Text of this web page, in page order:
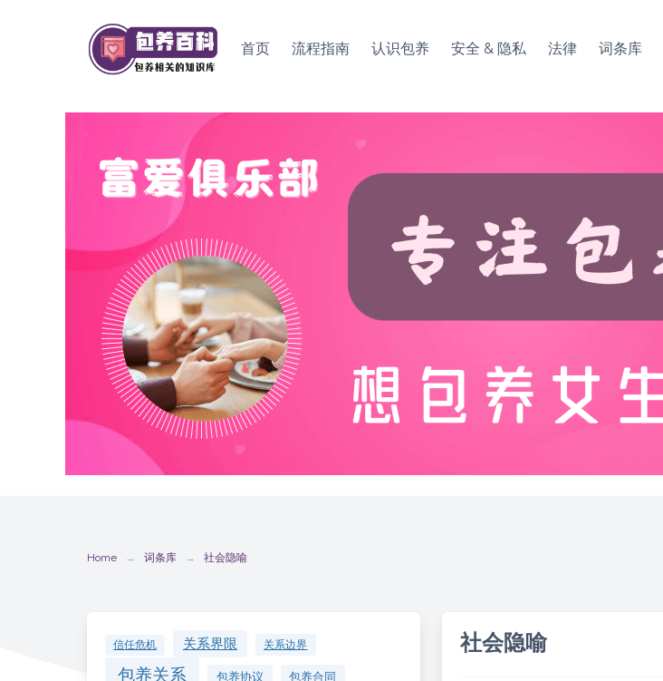
首页 流程指南 认识包养 安全 & 隐私 法律 词条库
Home 词条库 社会隐喻
社会隐喻
信任危机 关系界限 关系边界
包养关系 包养协议 包养合同